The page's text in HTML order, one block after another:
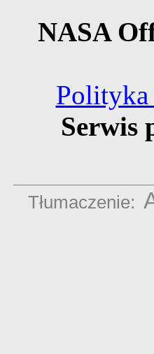
NASA
Polityka
Serwis
Tłumaczenie: